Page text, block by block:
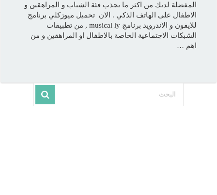
المفضلة لديك من اكثر ما يجذب فئة الشباب و المراهقين و
الاطفال على الهاتف الذكي . الان تحميل ميوزكلي برنامج
للايفون و الاندرويد برنامج musical ly , من تطبيقات
الشبكات الاجتماعية الخاصة بالاطفال او المراهقين و من
اهم …